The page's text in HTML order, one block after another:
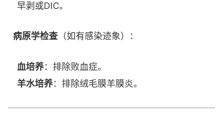
早剥或DIC。
病原学检查（如有感染迹象）：
血培养：排除败血症。
羊水培养：排除绒毛膜羊膜炎。